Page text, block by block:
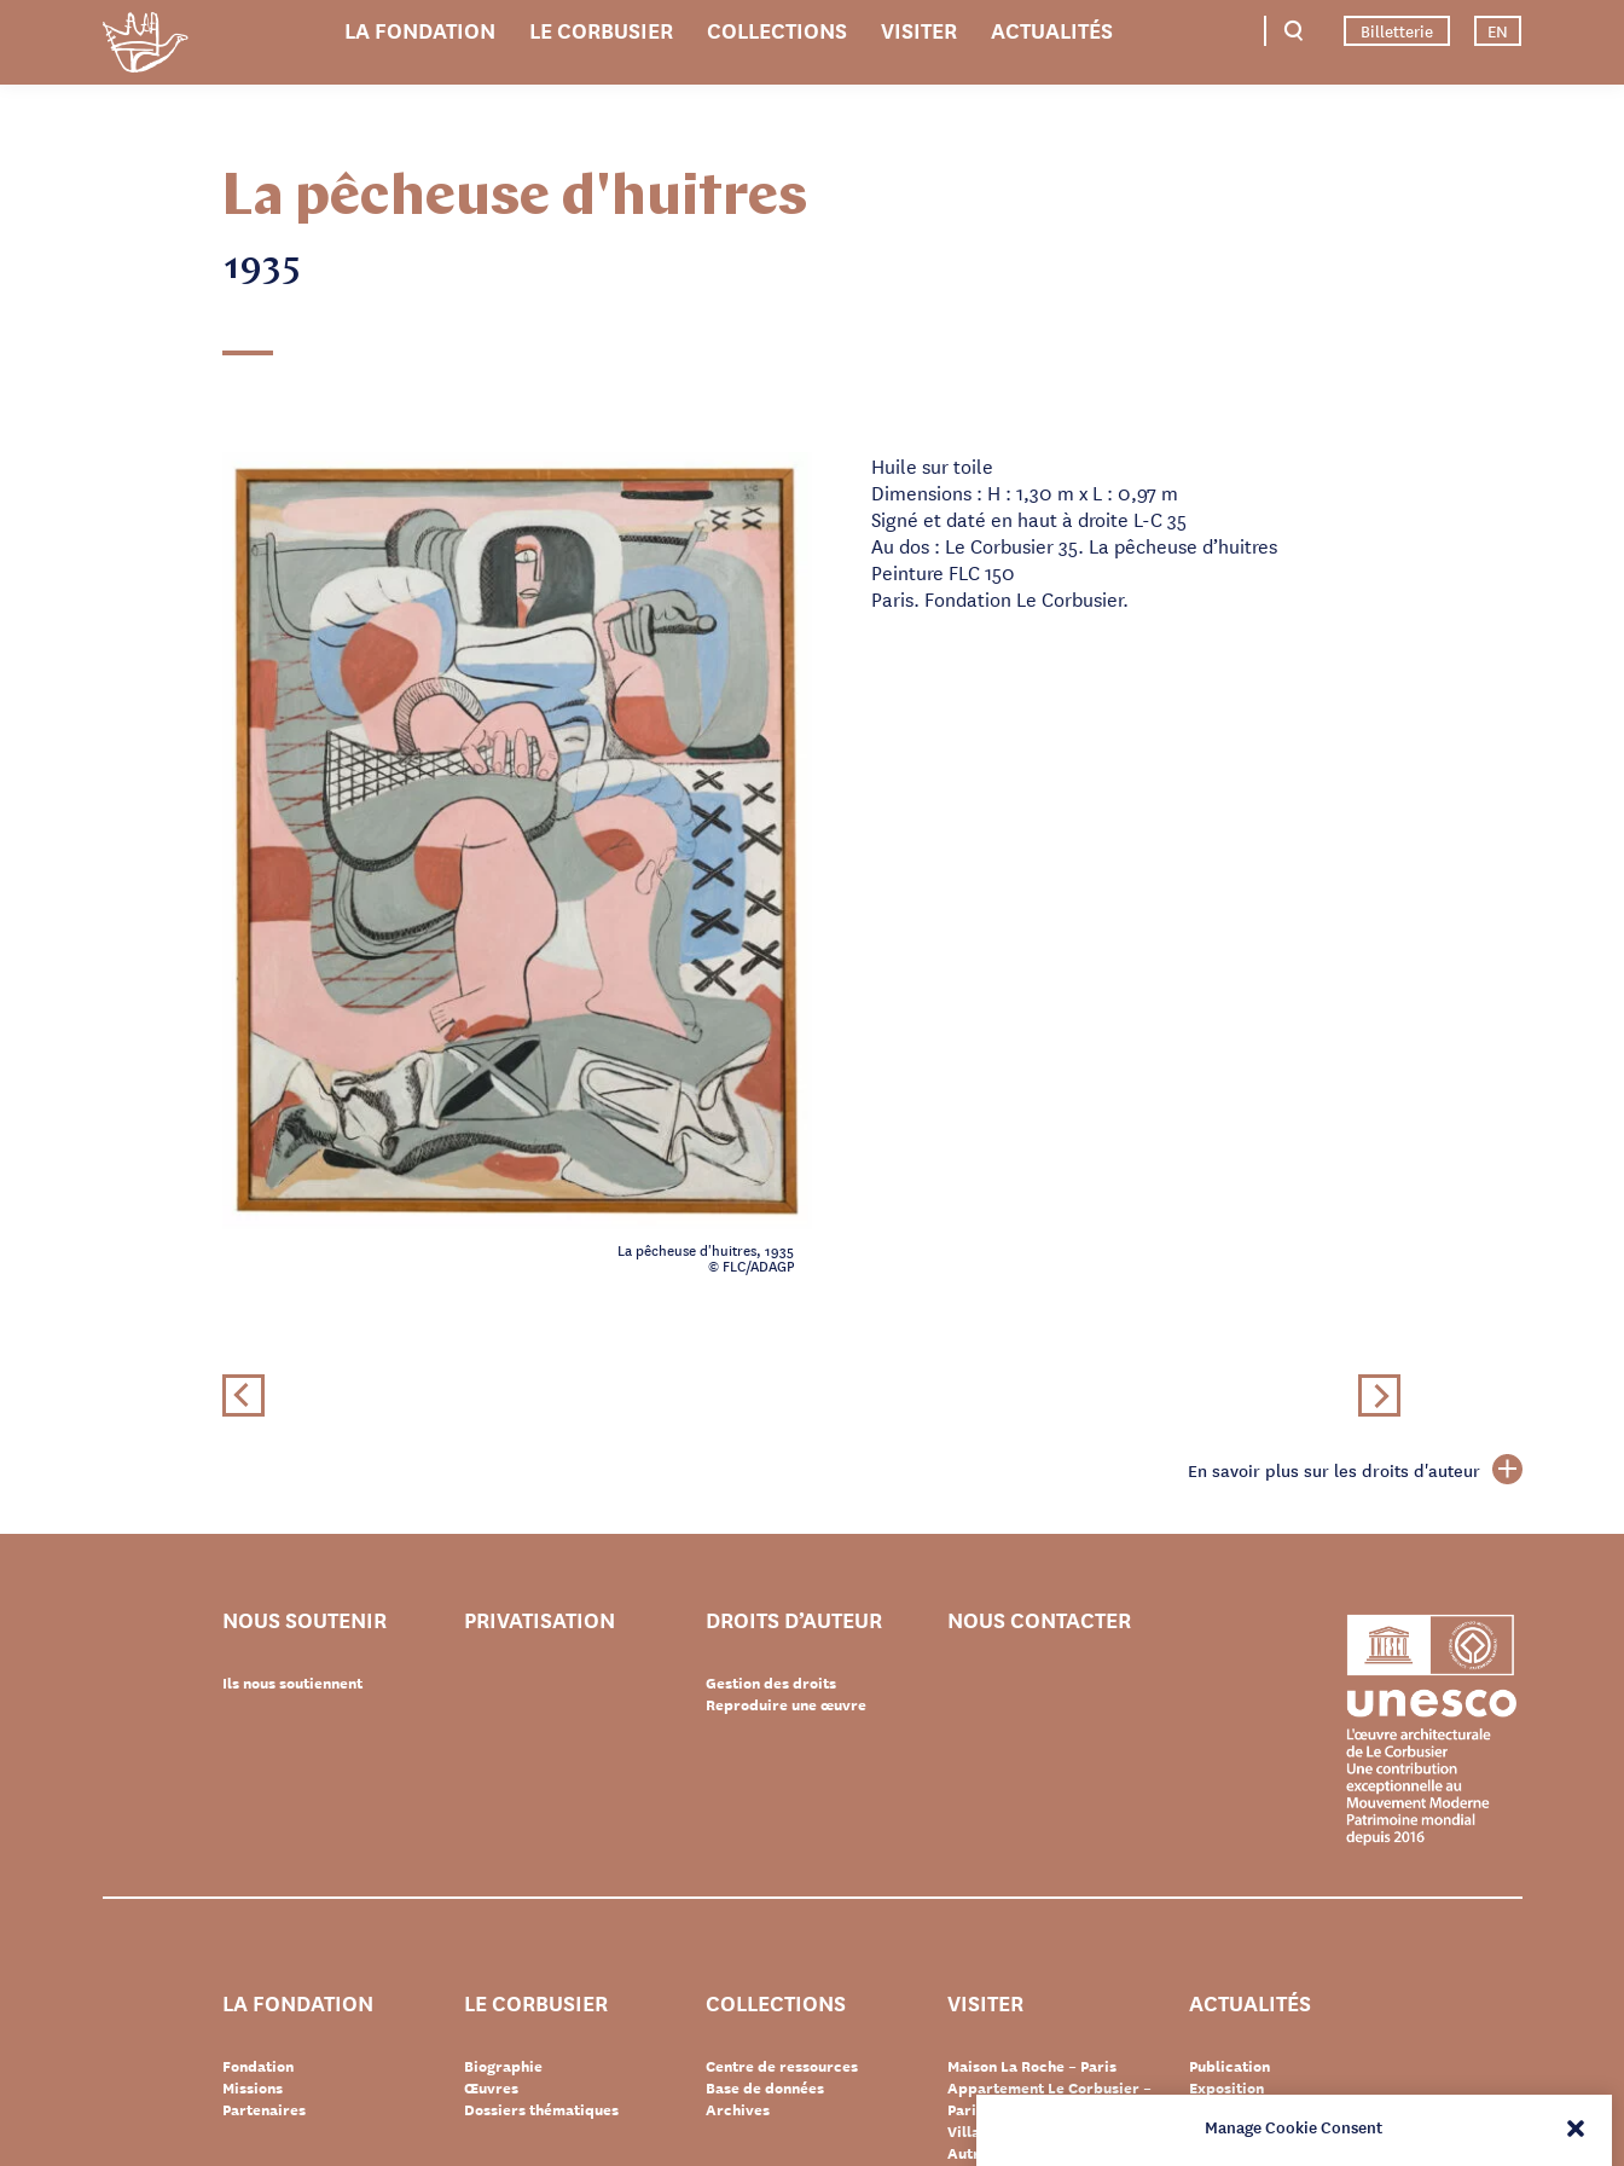
Manage Cookie Consent
LA FONDATION LE CORBUSIER COLLECTIONS VISITER ACTUALITÉS Billetterie EN
La pêcheuse d'huitres
1935
La pêcheuse d'huitres, 1935
© FLC/ADAGP
Huile sur toile
Dimensions : H : 1,30 m x L : 0,97 m
Signé et daté en haut à droite L-C 35
Au dos : Le Corbusier 35. La pêcheuse d’huitres
Peinture FLC 150
Paris. Fondation Le Corbusier.
En savoir plus sur les droits d'auteur
NOUS SOUTENIR
Ils nous soutiennent
PRIVATISATION DROITS D’AUTEUR
Gestion des droits
Reproduire une œuvre
NOUS CONTACTER
LA FONDATION
Fondation
Missions
Partenaires
LE CORBUSIER
Biographie
Œuvres
Dossiers thématiques
COLLECTIONS
Centre de ressources
Base de données
Archives
VISITER
Maison La Roche – Paris
Appartement Le Corbusier –
Paris
Villa « Le Lac » – Suisse
Autres destinations Le
ACTUALITÉS
Publication
Exposition
Documentaire